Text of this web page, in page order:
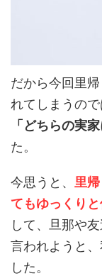
だから今回里
れてしまうので
「どちらの実
た。
今思うと、 里
てもゆっくり
して、旦那や
言われようと
した。